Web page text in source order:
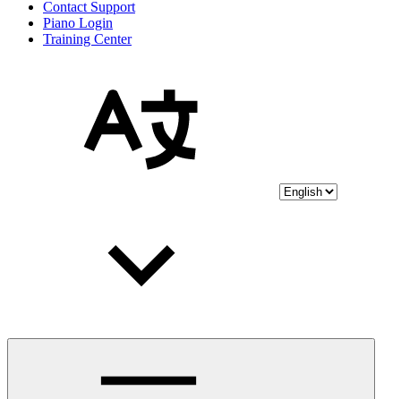
Contact Support
Piano Login
Training Center